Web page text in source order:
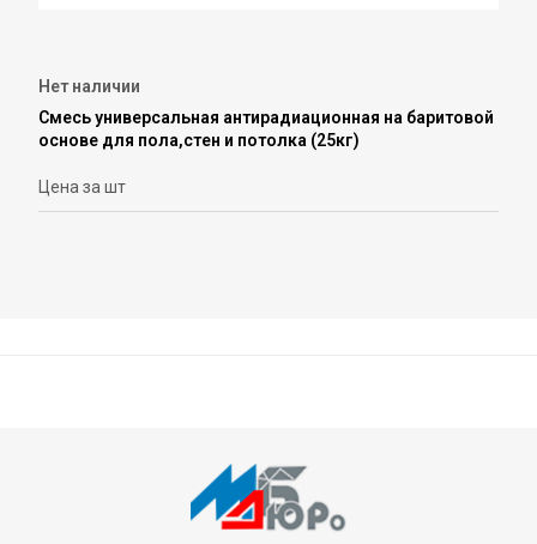
Нет наличии
Смесь универсальная антирадиационная на баритовой
основе для пола,стен и потолка (25кг)
Цена за шт